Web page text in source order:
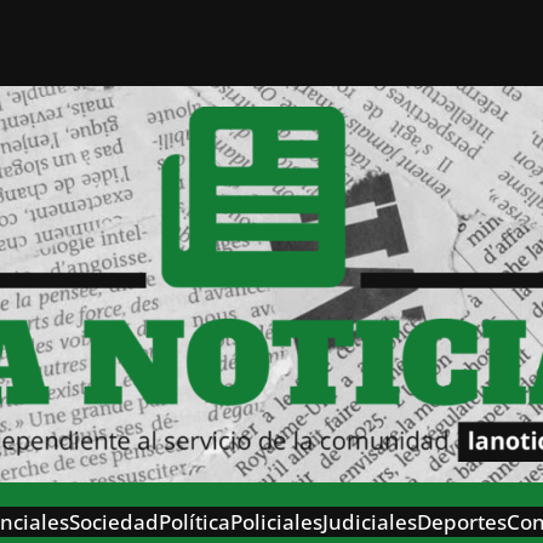
SociedadPolíticaPolicialesJudicialesDeportes